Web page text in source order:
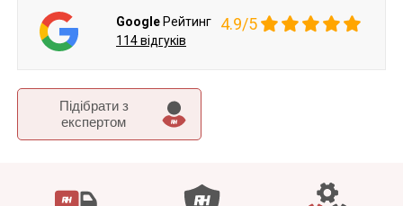
Підібрати з
експертом
Google Рейтинг 4.9/5
114 відгуків